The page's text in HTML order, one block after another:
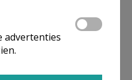
advertenties